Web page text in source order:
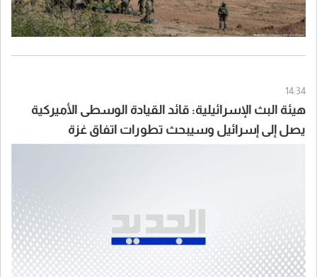
14:34
هيئة البث الإسرائيلية: قائد القيادة الوسطى الأميركية
يصل إلى إسرائيل وسيبحث تطورات اتفاق غزة